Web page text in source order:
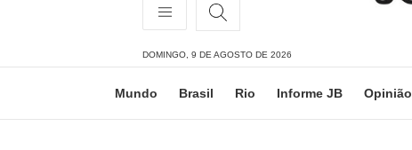
DOMINGO, 9 DE AGOSTO DE 2026
Mundo Brasil Rio Informe JB Opinião